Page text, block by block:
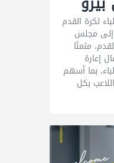
لكرة القدم
إلى مجلس
مثمنًا
إعارة
بما أسهم
بكل